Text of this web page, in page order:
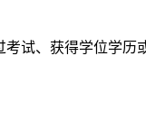
试、获得学位学